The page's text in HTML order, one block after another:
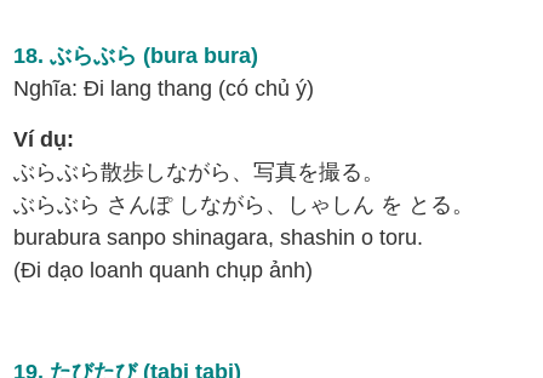
18. ぶらぶら (bura bura)
Nghĩa: Đi lang thang (có chủ ý)
Ví dụ:
ぶらぶら散歩しながら、写真を撮る。
ぶらぶら さんぽ しながら、しゃしん を とる。
burabura sanpo shinagara, shashin o toru.
(Đi dạo loanh quanh chụp ảnh)
19. たびたび (tabi tabi)